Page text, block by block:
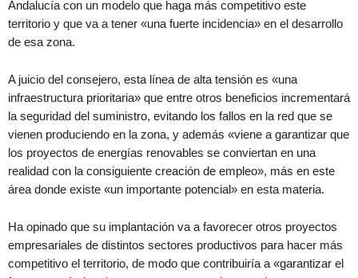
Andalucía con un modelo que haga más competitivo este
territorio y que va a tener «una fuerte incidencia» en el desarrollo
de esa zona.
A juicio del consejero, esta línea de alta tensión es «una
infraestructura prioritaria» que entre otros beneficios incrementará
la seguridad del suministro, evitando los fallos en la red que se
vienen produciendo en la zona, y además «viene a garantizar que
los proyectos de energías renovables se conviertan en una
realidad con la consiguiente creación de empleo», más en este
área donde existe «un importante potencial» en esta materia.
Ha opinado que su implantación va a favorecer otros proyectos
empresariales de distintos sectores productivos para hacer más
competitivo el territorio, de modo que contribuiría a «garantizar el